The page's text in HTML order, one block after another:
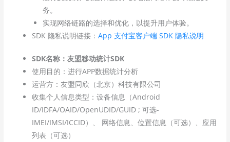
务。
实现网络链路的选择和优化，以提升用户体验。
SDK 隐私说明链接：App 支付宝客户端 SDK 隐私说明
SDK名称：友盟移动统计SDK
使用目的：进行APP数据统计分析
运营方：友盟同欣（北京）科技有限公司
收集个人信息类型：设备信息（Android
ID/IDFA/OAID/OpenUDID/GUID ; 可选-
IMEI/IMSI/ICCID）、 网络信息、位置信息（可选）、应用
列表（可选）